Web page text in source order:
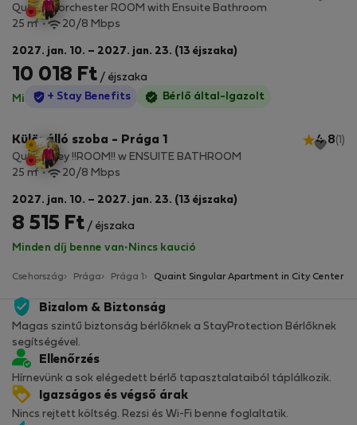
Quaint Dorchester ROOM with Ensuite Bathroom
25 m2 20/8 Mbps
2027. jan. 10. – 2027. jan. 23. (13 éjszaka)
10 018 Ft / éjszaka
Minden díj benne van·Nincs kaució
StayProtection
+ Stay Benefits Bérlő által-Igazolt
Különálló szoba - Prága 1 4.8(1)
Quaint Key !!ROOM!! w ENSUITE BATHROOM
25 m2 20/8 Mbps
2027. jan. 10. – 2027. jan. 23. (13 éjszaka)
8 515 Ft / éjszaka
Minden díj benne van· Nincs kaució
Csehország Prága Prága 1 Quaint Singular Apartment in City Center
Bizalom & Biztonság
Magas szintű biztonság bérlőknek a StayProtection Bérlőknek
segítségével.
Ellenőrzés
Hírnevünk a sok elégedett bérlő tapasztalataiból táplálkozik.
Igazságos és végső árak
Nincs rejtett költség. Rezsi és Wi-Fi benne foglaltatik.